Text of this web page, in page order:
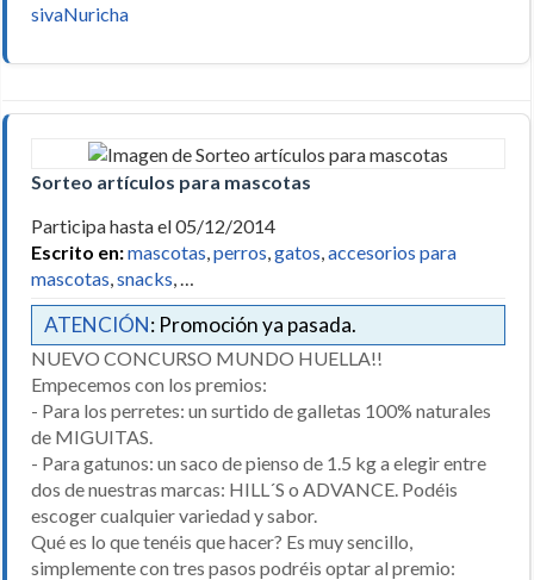
sivaNuricha
Sorteo artículos para mascotas
Participa hasta el 05/12/2014
Escrito en:mascotas perros gatos accesorios para
mascotas snacks
ATENCIÓN: Promoción ya pasada.
NUEVO CONCURSO MUNDO HUELLA!!
Empecemos con los premios:
- Para los perretes: un surtido de galletas 100% naturales
de MIGUITAS.
- Para gatunos: un saco de pienso de 1.5 kg a elegir entre
dos de nuestras marcas: HILL´S o ADVANCE. Podéis
escoger cualquier variedad y sabor.
Qué es lo que tenéis que hacer? Es muy sencillo,
simplemente con tres pasos podréis optar al premio: